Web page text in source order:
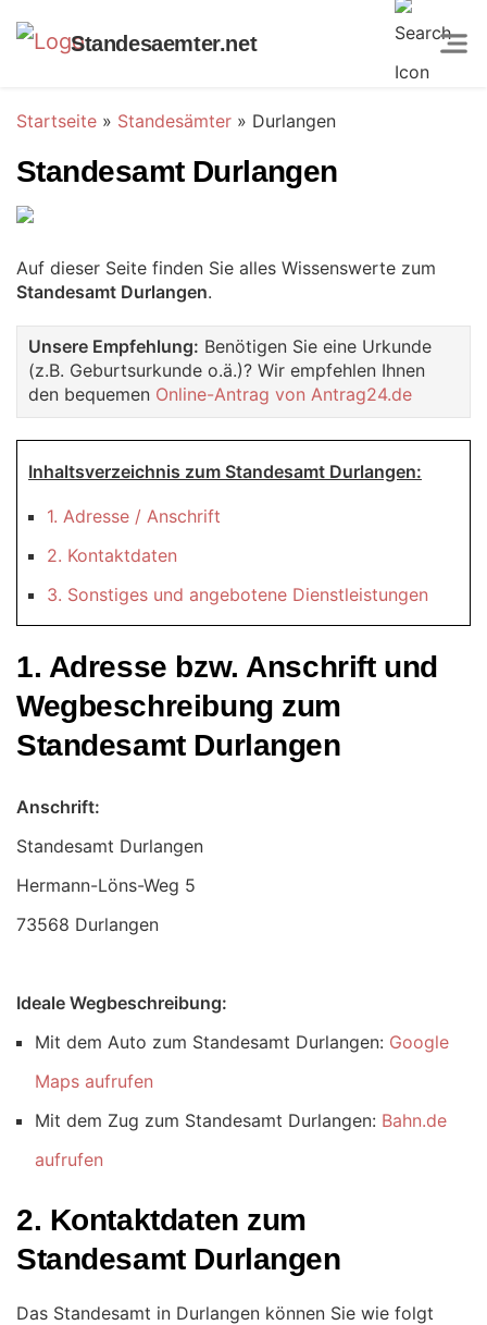
Standesaemter.net
Startseite » Standesämter » Durlangen
Standesamt Durlangen
Auf dieser Seite finden Sie alles Wissenswerte zum
Standesamt Durlangen.
Unsere Empfehlung: Benötigen Sie eine Urkunde
(z.B. Geburtsurkunde o.ä.)? Wir empfehlen Ihnen
den bequemen Online-Antrag von Antrag24.de
Inhaltsverzeichnis zum Standesamt Durlangen:
1. Adresse / Anschrift
2. Kontaktdaten
3. Sonstiges und angebotene Dienstleistungen
1. Adresse bzw. Anschrift und
Wegbeschreibung zum
Standesamt Durlangen
Anschrift:
Standesamt Durlangen
73568 Durlangen
Ideale Wegbeschreibung:
Mit dem Auto zum Standesamt Durlangen: Google
Maps aufrufen
Mit dem Zug zum Standesamt Durlangen: Bahn.de
aufrufen
2. Kontaktdaten zum
Standesamt Durlangen
Das Standesamt in Durlangen können Sie wie folgt